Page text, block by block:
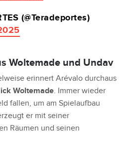
(@Teradeportes)
Woltemade und Undav
erinnert Arévalo durchaus
Woltemade. Immer wieder
fallen, um am Spielaufbau
er mit seiner
Räumen und seinen